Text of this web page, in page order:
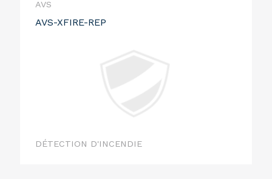
AVS
AVS-XFIRE-REP
DÉTECTION D'INCENDIE